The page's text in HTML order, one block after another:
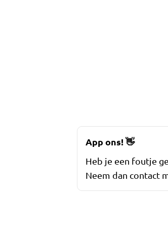
App ons!👋
Heb je een foutje
Neem dan contact